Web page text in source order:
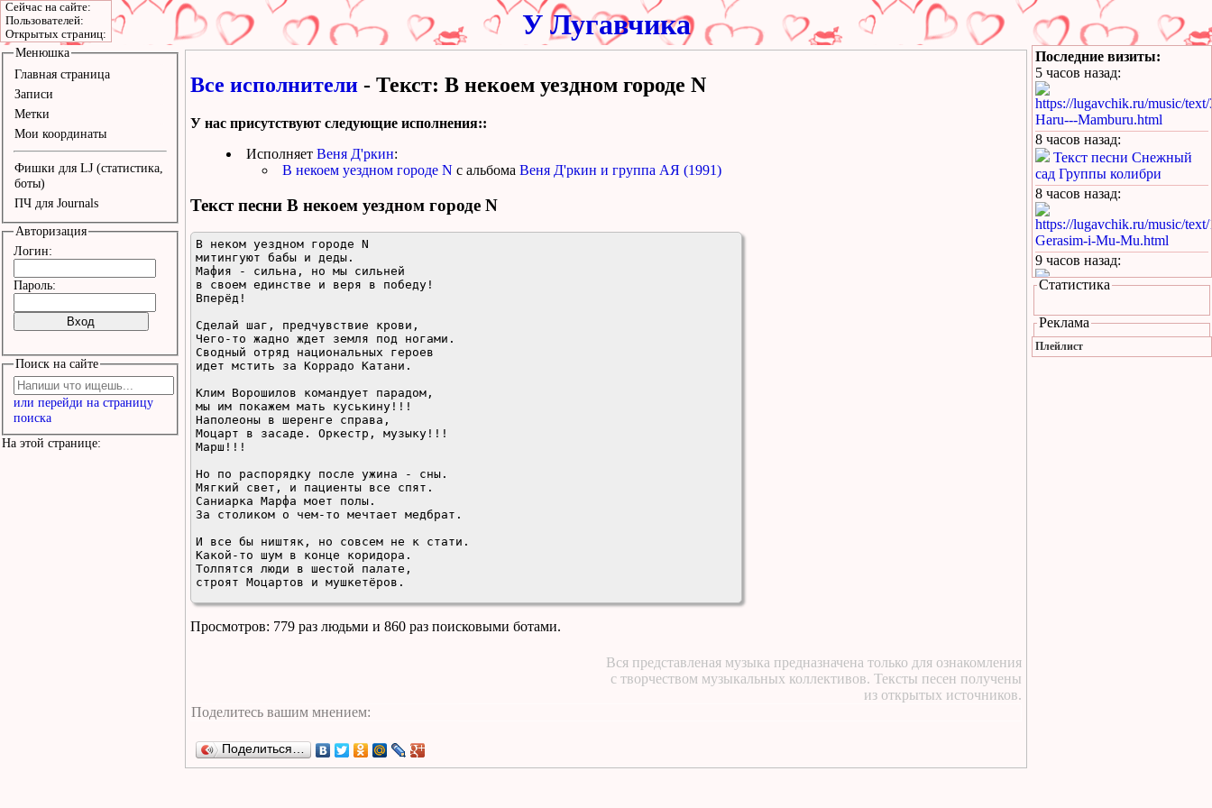
У Лугавчика
Все исполнители - Текст: В некоем уездном городе N
У нас присутствуют следующие исполнения::
Исполняет Веня Д'ркин:
В некоем уездном городе N с альбома Веня Д'ркин и группа АЯ (1991)
Текст песни В некоем уездном городе N
В неком уездном городе N
митингуют бабы и деды.
Мафия - сильна, но мы сильней
в своем единстве и веря в победу!
Вперёд!
Сделай шаг, предчувствие крови,
Чего-то жадно ждет земля под ногами.
Сводный отряд национальных героев
идет мстить за Коррадо Катани.
Клим Ворошилов командует парадом,
мы им покажем мать куськину!!!
Наполеоны в шеренге справа,
Моцарт в засаде. Оркестр, музыку!!!
Марш!!!
Но по распорядку после ужина - сны.
Мягкий свет, и пациенты все спят.
Саниарка Марфа моет полы.
За столиком о чем-то мечтает медбрат.
И все бы ништяк, но совсем не к стати.
Какой-то шум в конце коридора.
Толпятся люди в шестой палате,
строят Моцартов и мушкетёров.
Нашего права Бог рассудит.
На транспарантах "Коррадо с нами".
С этим девизом мы водрузим
Просмотров: 779 раз людьми и 860 раз поисковыми ботами.
Вся представленая музыка предназначена только для ознакомления
с творчеством музыкальных коллективов. Тексты песен получены
из открытых источников.
Поделиться…
Менюшка
Главная страница
Записи
Метки
Мои координаты
Фишки для LJ (статистика,
боты)
ПЧ для Journals
Авторизация
Логин:
Пароль:
Поиск на сайте
или перейди на страницу
поиска
На этой странице:
Последние визиты:
5 часов назад:
https://lugavchik.ru/music/
Haru---Mamburu.html
8 часов назад:
Текст песни Снежный
сад Группы колибри
8 часов назад:
https://lugavchik.ru/music/
Gerasim-i-Mu-Mu.html
9 часов назад:
https://lugavchik.ru/music/
13 часов назад:
https://lugavchik.ru/music/
Статистика
Реклама
Плейлист
Сейчас на сайте:
Пользователей:
Открытых страниц: